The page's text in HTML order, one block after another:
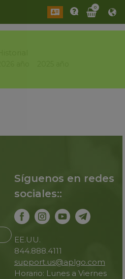
0
Síguenos en redes
sociales::
EE.UU.
844.888.4111
support.us@aplgo.com
Horario: Lunes a Viernes